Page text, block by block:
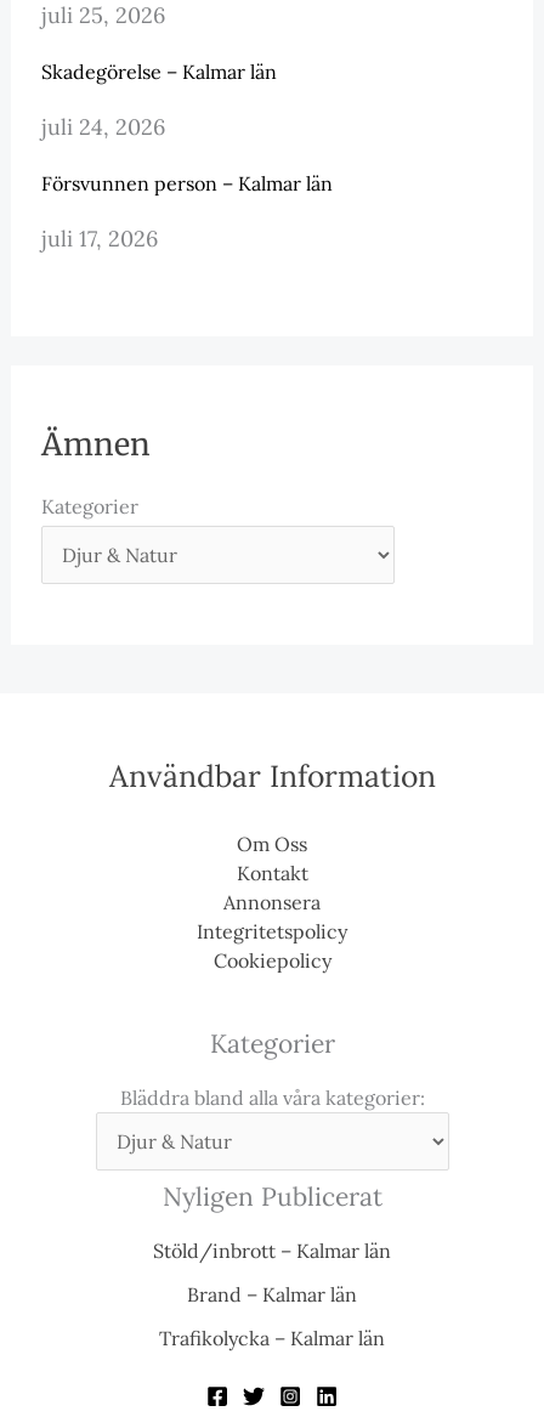
juli 25, 2026
Skadegörelse – Kalmar län
juli 24, 2026
Försvunnen person – Kalmar län
juli 17, 2026
Ämnen
Kategorier
Användbar Information
Om Oss
Kontakt
Annonsera
Integritetspolicy
Cookiepolicy
Kategorier
Bläddra bland alla våra kategorier:
Nyligen Publicerat
Stöld/inbrott – Kalmar län
Brand – Kalmar län
Trafikolycka – Kalmar län